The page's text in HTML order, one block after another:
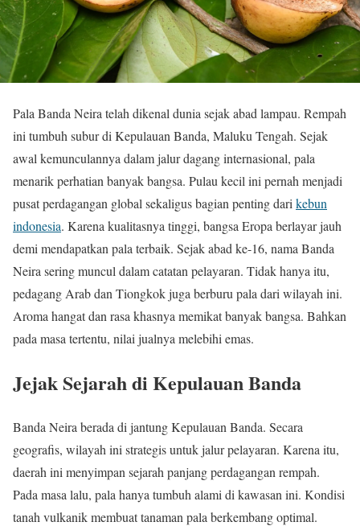
Pala Banda Neira telah dikenal dunia sejak abad lampau. Rempah
ini tumbuh subur di Kepulauan Banda, Maluku Tengah. Sejak
awal kemunculannya dalam jalur dagang internasional, pala
menarik perhatian banyak bangsa. Pulau kecil ini pernah menjadi
pusat perdagangan global sekaligus bagian penting dari kebun
indonesia. Karena kualitasnya tinggi, bangsa Eropa berlayar jauh
demi mendapatkan pala terbaik. Sejak abad ke-16, nama Banda
Neira sering muncul dalam catatan pelayaran. Tidak hanya itu,
pedagang Arab dan Tiongkok juga berburu pala dari wilayah ini.
Aroma hangat dan rasa khasnya memikat banyak bangsa. Bahkan
pada masa tertentu, nilai jualnya melebihi emas.
Jejak Sejarah di Kepulauan Banda
Banda Neira berada di jantung Kepulauan Banda. Secara
geografis, wilayah ini strategis untuk jalur pelayaran. Karena itu,
daerah ini menyimpan sejarah panjang perdagangan rempah.
Pada masa lalu, pala hanya tumbuh alami di kawasan ini. Kondisi
tanah vulkanik membuat tanaman pala berkembang optimal.